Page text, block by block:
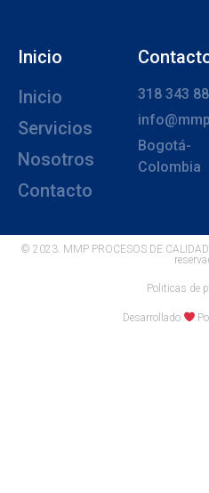
Inicio
Inicio
Servicios
Nosotros
Contacto
318 343
Bogotá-
Colombia
© 2023. MMP PROCESOS DE
Politicas de
Desarrollado